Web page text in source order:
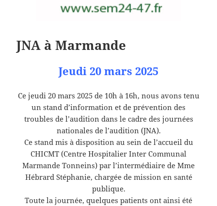
JNA à Marmande
Jeudi 20 mars 2025
Ce jeudi 20 mars 2025 de 10h à 16h, nous avons tenu
un stand d’information et de prévention des
troubles de l’audition dans le cadre des journées
nationales de l’audition (JNA).
Ce stand mis à disposition au sein de l’accueil du
CHICMT (Centre Hospitalier Inter Communal
Marmande Tonneins) par l’intermédiaire de Mme
Hébrard Stéphanie, chargée de mission en santé
publique.
Toute la journée, quelques patients ont ainsi été